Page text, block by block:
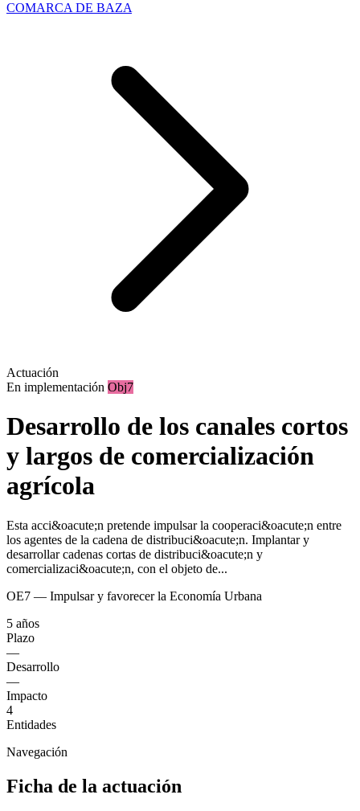
COMARCA DE BAZA
Actuación
En implementación Obj7
Desarrollo de los canales cortos
y largos de comercialización
agrícola
Esta acci&oacute;n pretende impulsar la cooperaci&oacute;n entre
los agentes de la cadena de distribuci&oacute;n. Implantar y
desarrollar cadenas cortas de distribuci&oacute;n y
comercializaci&oacute;n, con el objeto de...
OE7 — Impulsar y favorecer la Economía Urbana
5 años
Plazo
—
Desarrollo
—
Impacto
4
Entidades
Navegación
Ficha de la actuación